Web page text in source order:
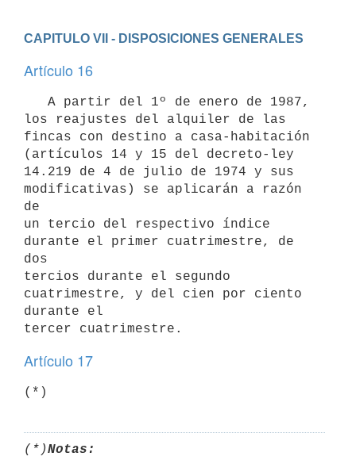
CAPITULO VII - DISPOSICIONES GENERALES
Artículo 16
los reajustes del alquiler de las
fincas con destino a casa-habitación
(artículos 14 y 15 del decreto-ley
14.219 de 4 de julio de 1974 y sus
modificativas) se aplicarán a razón
de
un tercio del respectivo índice
durante el primer cuatrimestre, de
dos
tercios durante el segundo
cuatrimestre, y del cien por ciento
durante el
Artículo 17
(*)
(*)Notas: